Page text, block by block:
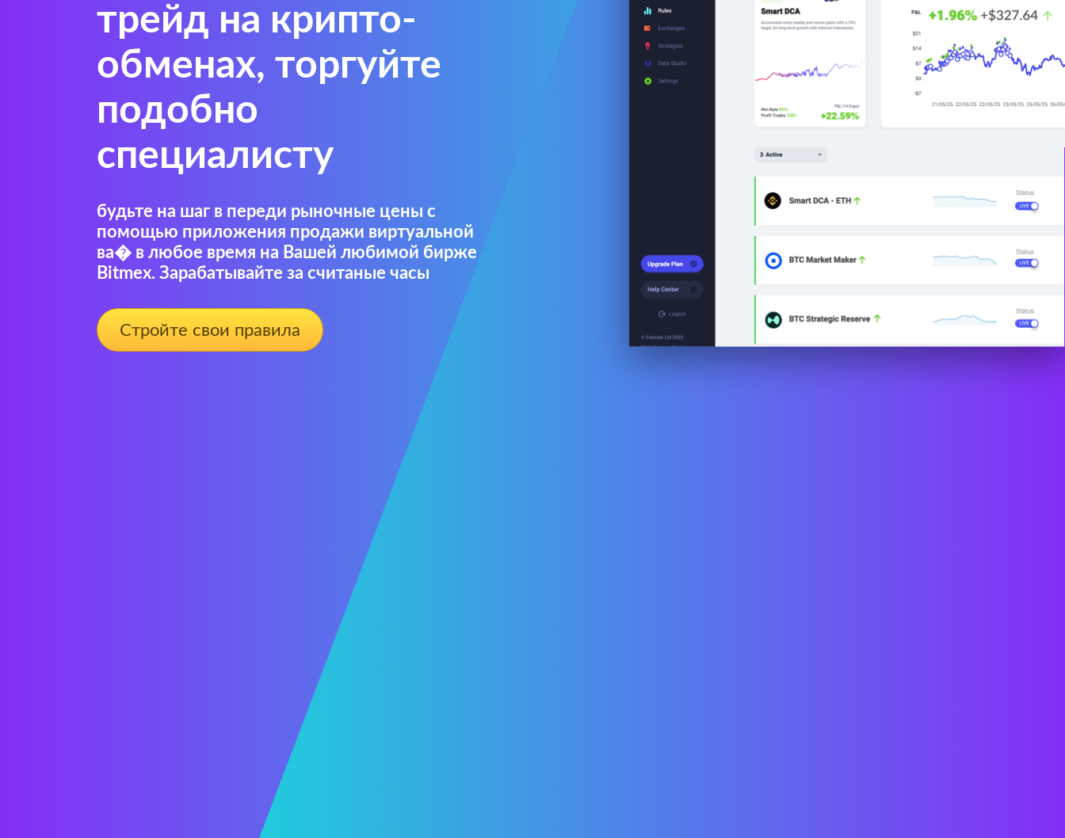
трейд на крипто-
обменах, торгуйте
подобно
специалисту
будьте на шаг в переди рыночные цены с
помощью приложения продажи виртуальной
ва� в любое время на Вашей любимой бирже
Bitmex. Зарабатывайте за считаные часы
Стройте свои правила